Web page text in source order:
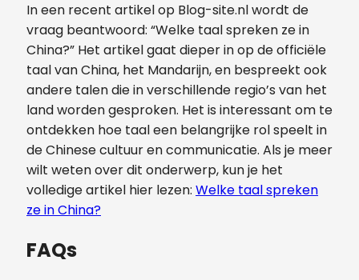
In een recent artikel op Blog-site.nl wordt de
vraag beantwoord: “Welke taal spreken ze in
China?” Het artikel gaat dieper in op de officiële
taal van China, het Mandarijn, en bespreekt ook
andere talen die in verschillende regio’s van het
land worden gesproken. Het is interessant om te
ontdekken hoe taal een belangrijke rol speelt in
de Chinese cultuur en communicatie. Als je meer
wilt weten over dit onderwerp, kun je het
volledige artikel hier lezen: Welke taal spreken
ze in China?
FAQs